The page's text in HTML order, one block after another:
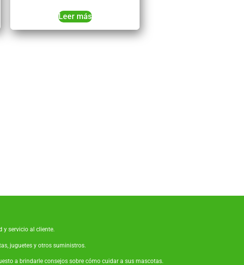
Leer más
servicio al cliente.
juguetes y otros suministros.
a brindarle consejos sobre cómo cuidar a sus mascotas.